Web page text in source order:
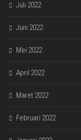
Juli 2022
Juni 2022
Mei 2022
April 2022
Maret 2022
Februari 2022